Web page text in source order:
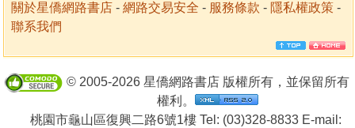
關於星僑網路書店 - 網路交易安全 - 服務條款 - 隱私權政策 -
聯系我們
© 2005-2026 星僑網路書店 版權所有，並保留所有
權利。
桃園市龜山區復興二路6號1樓 Tel: (03)328-8833 E-mail: